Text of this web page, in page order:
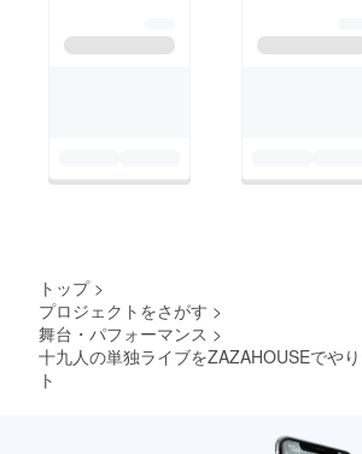
トップ >
プロジェクトをさがす >
舞台・パフォーマンス >
十九人の単独ライブをZAZAHOUSEでや
ト